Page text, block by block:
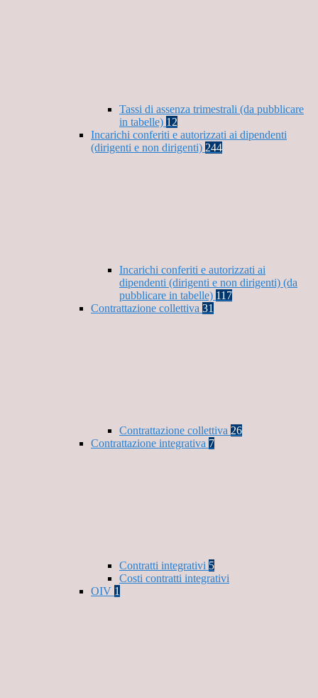
Tassi di assenza trimestrali (da pubblicare
in tabelle) 12
Incarichi conferiti e autorizzati ai dipendenti
(dirigenti e non dirigenti) 244
Incarichi conferiti e autorizzati ai
dipendenti (dirigenti e non dirigenti) (da
pubblicare in tabelle) 117
Contrattazione collettiva 31
Contrattazione collettiva 26
Contrattazione integrativa 7
Contratti integrativi 5
Costi contratti integrativi
OIV 1